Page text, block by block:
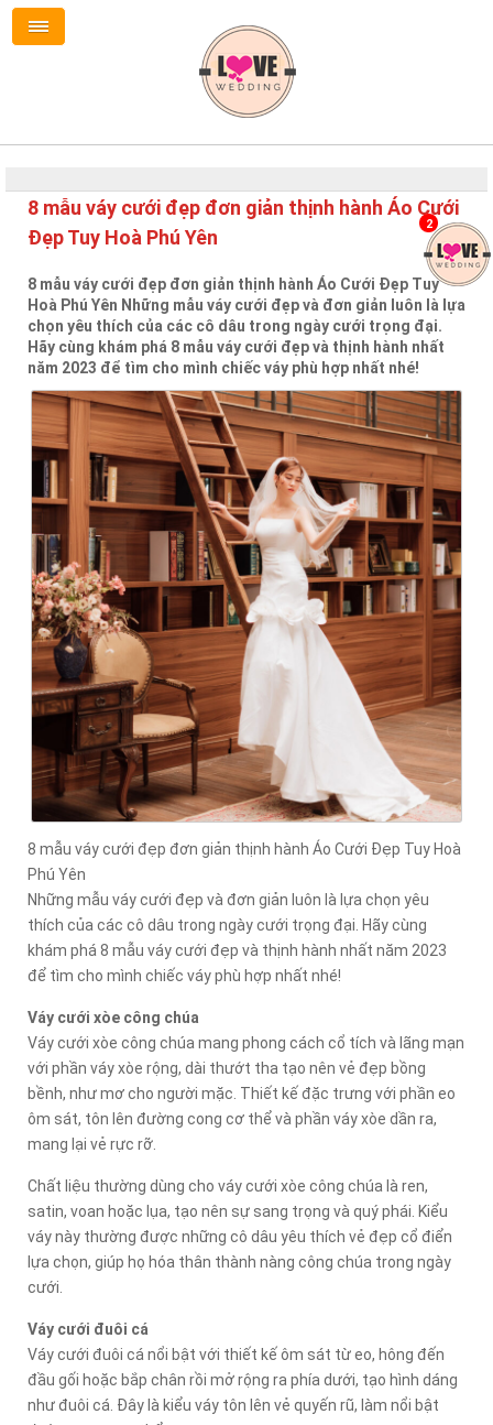
8 mẫu váy cưới đẹp đơn giản thịnh hành Áo Cưới
Đẹp Tuy Hoà Phú Yên
8 mẫu váy cưới đẹp đơn giản thịnh hành Áo Cưới Đẹp Tuy
Hoà Phú Yên Những mẫu váy cưới đẹp và đơn giản luôn là lựa
chọn yêu thích của các cô dâu trong ngày cưới trọng đại.
Hãy cùng khám phá 8 mẫu váy cưới đẹp và thịnh hành nhất
năm 2023 để tìm cho mình chiếc váy phù hợp nhất nhé!
8 mẫu váy cưới đẹp đơn giản thịnh hành Áo Cưới Đẹp Tuy Hoà
Phú Yên
Những mẫu váy cưới đẹp và đơn giản luôn là lựa chọn yêu
thích của các cô dâu trong ngày cưới trọng đại. Hãy cùng
khám phá 8 mẫu váy cưới đẹp và thịnh hành nhất năm 2023
để tìm cho mình chiếc váy phù hợp nhất nhé!
Váy cưới xòe công chúa
Váy cưới xòe công chúa mang phong cách cổ tích và lãng mạn
với phần váy xòe rộng, dài thướt tha tạo nên vẻ đẹp bồng
bềnh, như mơ cho người mặc. Thiết kế đặc trưng với phần eo
ôm sát, tôn lên đường cong cơ thể và phần váy xòe dần ra,
mang lại vẻ rực rỡ.
Chất liệu thường dùng cho váy cưới xòe công chúa là ren,
satin, voan hoặc lụa, tạo nên sự sang trọng và quý phái. Kiểu
váy này thường được những cô dâu yêu thích vẻ đẹp cổ điển
lựa chọn, giúp họ hóa thân thành nàng công chúa trong ngày
cưới.
Váy cưới đuôi cá
Váy cưới đuôi cá nổi bật với thiết kế ôm sát từ eo, hông đến
đầu gối hoặc bắp chân rồi mở rộng ra phía dưới, tạo hình dáng
như đuôi cá. Đây là kiểu váy tôn lên vẻ quyến rũ, làm nổi bật
2